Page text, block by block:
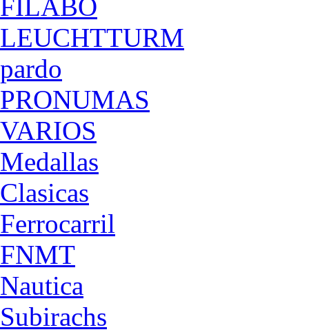
FILABO
LEUCHTTURM
pardo
PRONUMAS
VARIOS
Medallas
Clasicas
Ferrocarril
FNMT
Nautica
Subirachs